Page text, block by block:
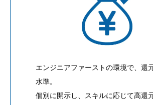
エンジニアファーストの環境で、還
水準。
個別に開示し、スキルに応じて高還